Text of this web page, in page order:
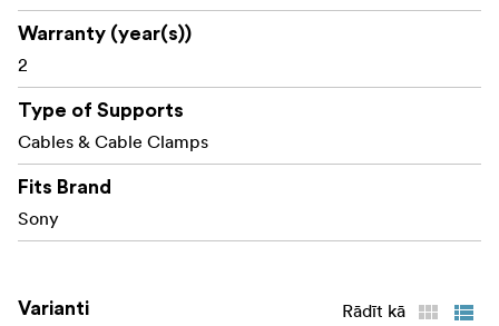
Warranty (year(s))
2
Type of Supports
Cables & Cable Clamps
Fits Brand
Sony
Varianti Rādīt kā